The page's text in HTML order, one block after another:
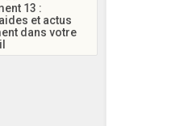
13 :
et actus
dans votre